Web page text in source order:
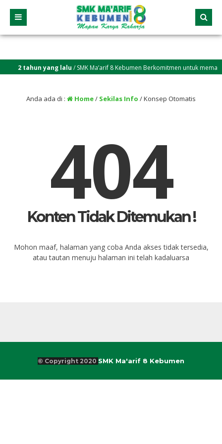
2 tahun yang lalu/ SMK Ma’arif 8 Kebumen Berkomitmen untuk
Anda ada di : Home/ Sekilas Info /Konsep Otomatis
404
Konten Tidak Ditemukan !
Mohon maaf, halaman yang coba Anda akses tidak tersedia,
atau tautan menuju halaman ini telah kadaluarsa
© Copyright 2020 SMK Ma'arif 8 Kebumen